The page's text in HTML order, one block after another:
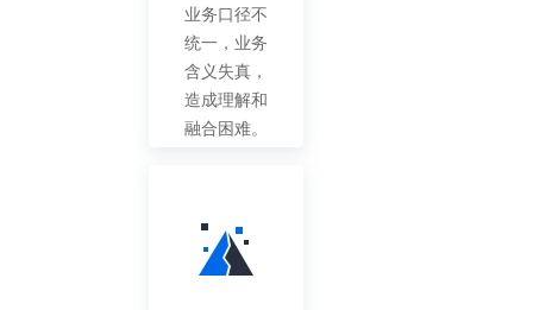
业务口径不
统一，业务
含义失真，
造成理解和
融合困难。